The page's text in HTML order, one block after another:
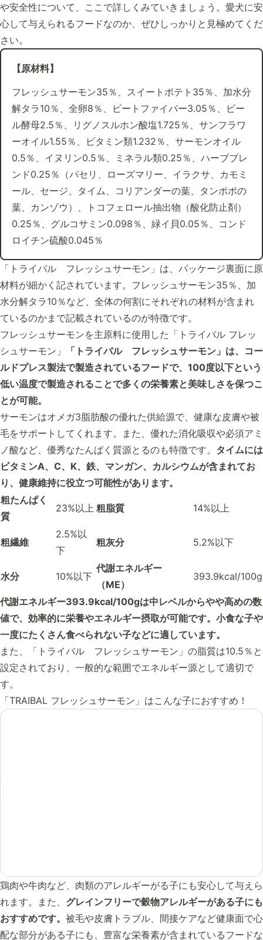
や安全性について、ここで詳しくみていきましょう。愛犬に安
心して与えられるフードなのか、ぜひしっかりと見極めてくだ
さい。
【原材料】
フレッシュサーモン35％、スイートポテト35％、加水分
解タラ10％、全卵8％、ビートファイバー3.05％、ビー
ル酵母2.5％、リグノスルホン酸塩1.725％、サンフラワ
ーオイル1.55％、ビタミン類1.232％、サーモンオイル
0.5％、イヌリン0.5％、ミネラル類0.25％、ハーブブレ
ンド0.25％（パセリ、ローズマリー、イラクサ、カモミ
ール、セージ、タイム、コリアンダーの葉、タンポポの
葉、カンゾウ）、トコフェロール抽出物（酸化防止剤）
0.25％、グルコサミン0.098％、緑イ貝0.05％、コンド
ロイチン硫酸0.045％
「トライバル フレッシュサーモン」は、パッケージ裏面に原
材料が細かく記されています。フレッシュサーモン35％、加
水分解タラ10％など、全体の何割にそれぞれの材料が含まれ
ているのかまで記載されているのが特徴です。
フレッシュサーモンを主原料に使用した「トライバル フレッ
シュサーモン」
「トライバル フレッシュサーモン」は、コー
ルドプレス製法で製造されているフードで、100度以下という
低い温度で製造されることで多くの栄養素と美味しさを保つこ
とが可能。
サーモンはオメガ3脂肪酸の優れた供給源で、健康な皮膚や被
毛をサポートしてくれます。また、優れた消化吸収や必須アミ
ノ酸など、優秀なたんぱく質源とるのも特徴です。 タイムには
ビタミンA、C、K、鉄、マンガン、カルシウムが含まれてお
り、健康維持に役立つ可能性があります。
粗たんぱく
質
23%以上 粗脂質 14%以上
粗繊維
2.5%以
下
粗灰分 5.2%以下
水分 10%以下
代謝エネルギー
（ME）
393.9kcal/100g
代謝エネルギー393.9kcal/100gは中レベルからやや高めの数
値で、効率的に栄養やエネルギー摂取が可能です。小食な子や
一度にたくさん食べられない子などに適しています。
また、「トライバル フレッシュサーモン」の脂質は10.5％と
設定されており、一般的な範囲でエネルギー源として適切で
す。
「TRAIBAL フレッシュサーモン」はこんな子におすすめ！
鶏肉や牛肉など、肉類のアレルギーがる子にも安心して与えら
れます。また、 グレインフリーで穀物アレルギーがある子にも
おすすめです。 被毛や皮膚トラブル、間接ケアなど健康面で心
配な部分がある子にも、豊富な栄養素が含まれているフードな